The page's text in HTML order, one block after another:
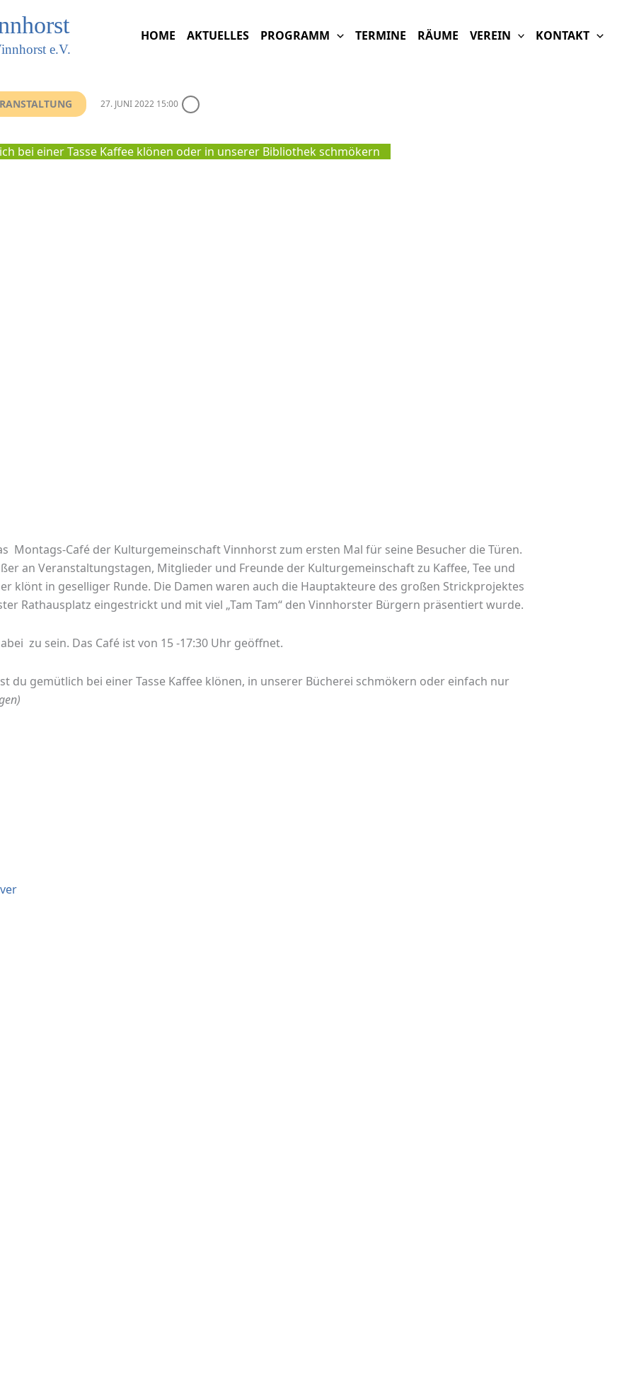
e.V.
HOME AKTUELLES PROGRAMM TERMINE RÄUME VEREIN KONTAKT
27. JUNI 2022 15:00
bei einer Tasse Kaffee klönen oder in unserer Bibliothek schmökern
Montags-Café der Kulturgemeinschaft Vinnhorst zum ersten Mal für seine Besucher die Türen.
an Veranstaltungstagen, Mitglieder und Freunde der Kulturgemeinschaft zu Kaffee, Tee und
klönt in geselliger Runde. Die Damen waren auch die Hauptakteure des großen Strickprojektes
Rathausplatz eingestrickt und mit viel „Tam Tam“ den Vinnhorster Bürgern präsentiert wurde.
zu sein. Das Café ist von 15 -17:30 Uhr geöffnet.
du gemütlich bei einer Tasse Kaffee klönen, in unserer Bücherei schmökern oder einfach nur